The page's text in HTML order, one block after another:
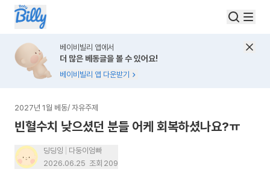
베이비빌리 앱에서
더 많은 베동글을 볼 수 있어요!
베이비빌리 앱 다운받기
2027년 1월 베동/ 자유주제
빈혈수치 낮으셨던 분들 어케 회복하셨나요?ㅠ
딩딩잉
다둥이엄빠
2026.06.25 조회 209